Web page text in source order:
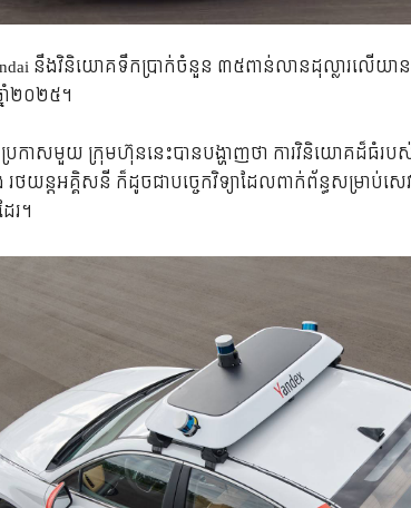
នឹងវិនិយោគទឹកប្រាក់ចំនួន ៣៥ពាន់លានដុល្លារលើយាន
ាំ២០២៥។
ប្រកាសមួយ ក្រុមហ៊ុននេះបានបង្ហាញថា ការវិនិយោគដ៏ធំរ
រថយន្តអគ្គិសនី ក៏ដូចជាបច្ចេកវិទ្យាដែលពាក់ព័ន្ធសម្រាប់សេវ
រ។